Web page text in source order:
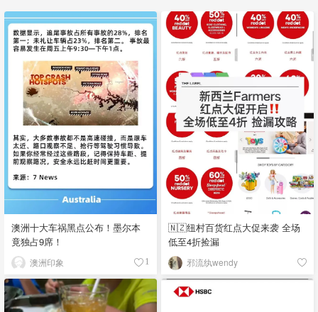
澳洲十大车祸黑点公布！墨尔本
竟独占9席！
澳洲印象 1
🇳🇿纽村百货红点大促来袭 全场
低至4折捡漏
邪流纨wendy